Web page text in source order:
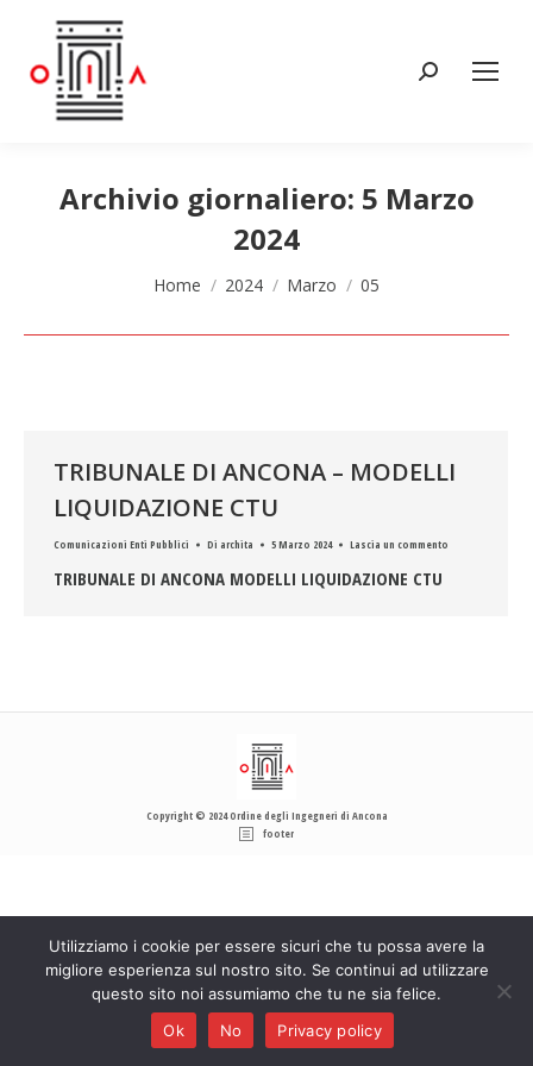
Cerca:
Archivio giornaliero: 5 Marzo
2024
Tu sei qui:
Home 2024 Marzo 05
TRIBUNALE DI ANCONA – MODELLI
LIQUIDAZIONE CTU
Comunicazioni Enti Pubblici Di archita 5 Marzo 2024 Lascia un commento
TRIBUNALE DI ANCONA MODELLI LIQUIDAZIONE CTU
Copyright © 2024 Ordine degli Ingegneri di Ancona
footer
Utilizziamo i cookie per essere sicuri che tu possa avere la
migliore esperienza sul nostro sito. Se continui ad utilizzare
questo sito noi assumiamo che tu ne sia felice.
Ok
No Privacy policy